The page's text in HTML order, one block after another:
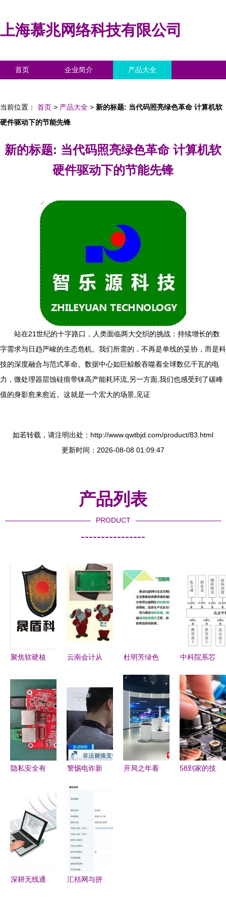
上海慕兆网络科技有限公司
首页 企业简介 产品大全
当前位置： 首页 > 产品大全 > 新的标题: 当代码照亮绿色革命 计算机软
硬件驱动下的节能先锋
新的标题: 当代码照亮绿色革命 计算机软
硬件驱动下的节能先锋
站在21世纪的十字路口，人类面临两大交织的挑战：持续增长的数
字需求与日趋严峻的生态危机。我们所需的，不再是单线的妥协，而是科
技的深度融合与范式革命。数据中心如巨鲸般吞噬着全球数亿千瓦的电
力，微处理器层蚀硅痕带铼高产能耗环流,另一方面,我们也感受到了碳峰
值的身影愈来愈近。这就是一个宏大的场景,见证
如若转载，请注明出处：http://www.qwtbjd.com/product/83.html
更新时间：2026-08-08 01:09:47
产品列表
PRODUCT
----------------
聚焦软硬核
能未来——
一家高科技
企业的技术
与价值纵深
云南会计从
专题 初级
会计电算化
第一章第二
节之“计算
机硬件四
——从事计
知识”
杜明芳绿色
及运营模式
研究与实践
——以计算
机软硬件赋
能为例
中科院系芯
科创板 自
研DSP核赋
能天通一号
卫星，掌握
计算机软硬
件核心技术
隐私安全有
大推出基于
Nuvoton产
品的IP
Cam网络摄
像头方案
警惕电诈新
植入、页面
替换与冒充
客服防不胜
防
开局之年看
58到家的技
深耕无线通
汇桔网与拼